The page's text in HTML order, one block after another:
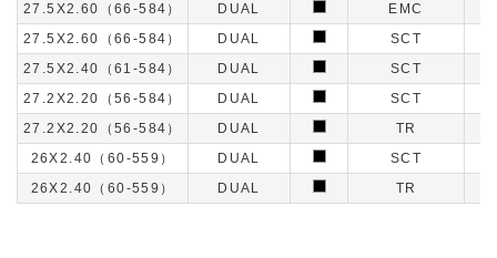
27.5X2.60（66-584）
DUAL EMC
27.5X2.60（66-584）
DUAL SCT
27.5X2.40（61-584）
DUAL SCT
27.2X2.20（56-584）
DUAL SCT
27.2X2.20（56-584）
DUAL TR
26X2.40（60-559）
DUAL SCT
26X2.40（60-559）
DUAL TR